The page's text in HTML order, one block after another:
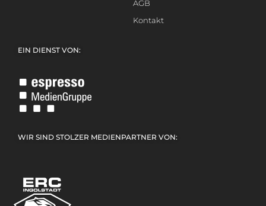
AGB
Kontakt
EIN DIENST VON:
WIR SIND STOLZER MEDIENPARTNER VON: